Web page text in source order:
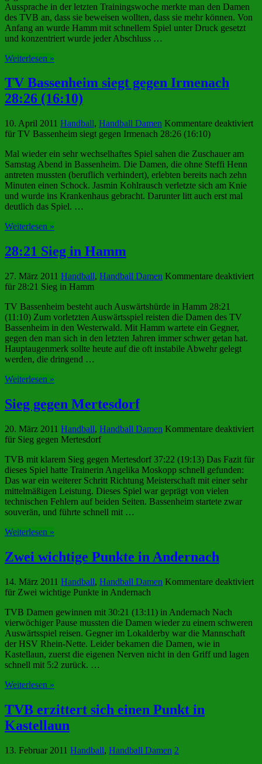
Aussprache in der letzten Trainingswoche merkte man den Damen
des TVB an, dass sie beweisen wollten, dass sie mehr können. Von
Anfang an wurde Hamm mit schnellem Spiel unter Druck gesetzt
und konzentriert wurde jeder Abschluss …
Weiterlesen »
TV Bassenheim siegt gegen Irmenach
28:26 (16:10)
10. April 2011 Handball, Handball Damen Kommentare deaktiviert
für TV Bassenheim siegt gegen Irmenach 28:26 (16:10)
Mal wieder ein sehr wechselhaftes Spiel sahen die Zuschauer am
Samstag Abend in Bassenheim. Die Damen, die ohne Steffi Henn
antreten mussten (beruflich verhindert), erlebten bereits nach zehn
Minuten einen Schock. Jasmin Kohlrausch verletzte sich am Knie
und wurde ins Krankenhaus gebracht. Darunter litt auch erst mal
deutlich das Spiel. …
Weiterlesen »
28:21 Sieg in Hamm
27. März 2011 Handball, Handball Damen Kommentare deaktiviert
für 28:21 Sieg in Hamm
TV Bassenheim besteht auch Auswärtshürde in Hamm 28:21
(11:10) Zum vorletzten Auswärtsspiel reisten die Damen des TV
Bassenheim in den Westerwald. Mit Hamm wartete ein Gegner,
gegen den man sich in den letzten Jahren immer schwer getan hat.
Hauptaugenmerk sollte heute auf die oft instabile Abwehr gelegt
werden, die dringend …
Weiterlesen »
Sieg gegen Mertesdorf
20. März 2011 Handball, Handball Damen Kommentare deaktiviert
für Sieg gegen Mertesdorf
TVB mit klarem Sieg gegen Mertesdorf 37:22 (19:13) Das Fazit für
dieses Spiel hatte Trainerin Angelika Moskopp schnell gefunden:
Das war ein weiterer Schritt Richtung Meisterschaft mit einer sehr
mittelmäßigen Leistung. Dieses Spiel war geprägt von vielen
technischen Fehlern auf beiden Seiten. Bassenheim startete zwar
souverän, und führte schnell mit …
Weiterlesen »
Zwei wichtige Punkte in Andernach
14. März 2011 Handball, Handball Damen Kommentare deaktiviert
für Zwei wichtige Punkte in Andernach
TVB Damen gewinnen mit 30:21 (13:11) in Andernach Nach
vierwöchiger Pause mussten die Damen wieder zu einem schweren
Auswärtsspiel reisen. Gegner im Lokalderby war die Mannschaft
der HSV Rhein-Nette. Leider bekamen die Damen, wie in
Kastellaun, zuerst die eigenen Nerven nicht in den Griff und lagen
schnell mit 5:2 zurück. …
Weiterlesen »
TVB erzittert sich einen Punkt in
Kastellaun
13. Februar 2011 Handball, Handball Damen 2